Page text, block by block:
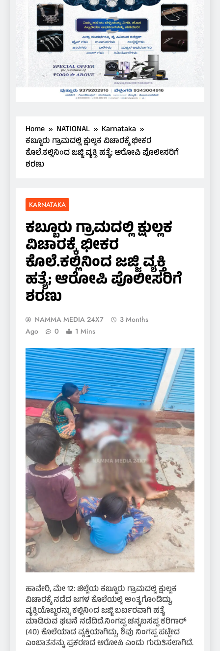
Home NATIONAL
Karnataka
ಕಬ್ಬೂರು ಗ್ರಾಮದಲ್ಲಿ ಕ್ಷುಲ್ಲಕ ವಿಚಾರಕ್ಕೆ ಭೀಕರ
ಕೊಲೆ.ಕಲ್ಲಿನಿಂದ ಜಜ್ಜಿ ವ್ಯಕ್ತಿ ಹತ್ಯೆ; ಆರೋಪಿ ಪೊಲೀಸರಿಗೆ
ಶರಣು
KARNATAKA
ಕಬ್ಬೂರು ಗ್ರಾಮದಲ್ಲಿ ಕ್ಷುಲ್ಲಕ
ವಿಚಾರಕ್ಕೆ ಭೀಕರ
ಕೊಲೆ.ಕಲ್ಲಿನಿಂದ ಜಜ್ಜಿ ವ್ಯಕ್ತಿ
ಹತ್ಯೆ; ಆರೋಪಿ ಪೊಲೀಸರಿಗೆ
ಶರಣು
NAMMA MEDIA 24X7
3 Months
Ago
0 1 Mins
ಹಾವೇರಿ, ಮೇ 12: ಜಿಲ್ಲೆಯ ಕಬ್ಬೂರು ಗ್ರಾಮದಲ್ಲಿ ಕ್ಷುಲ್ಲಕ
ವಿಚಾರಕ್ಕೆ ನಡೆದ ಜಗಳ ಕೊಲೆಯಲ್ಲಿ ಅಂತ್ಯಗೊಂಡಿದ್ದು,
ವ್ಯಕ್ತಿಯೊಬ್ಬರನ್ನು ಕಲ್ಲಿನಿಂದ ಜಜ್ಜಿ ಬರ್ಬರವಾಗಿ ಹತ್ಯೆ
ಮಾಡಿರುವ ಘಟನೆ ನಡೆದಿದೆ.ನಿಂಗಪ್ಪ ಚನ್ನಬಸಪ್ಪ ಕರಿಗಾರ್
(40) ಕೊಲೆಯಾದ ವ್ಯಕ್ತಿಯಾಗಿದ್ದು, ಶಿವು ನಿಂಗಪ್ಪ ಪಟ್ಟೇದ
ಎಂಬಾತನನ್ನು ಪ್ರಕರಣದ ಆರೋಪಿ ಎಂದು ಗುರುತಿಸಲಾಗಿದೆ.